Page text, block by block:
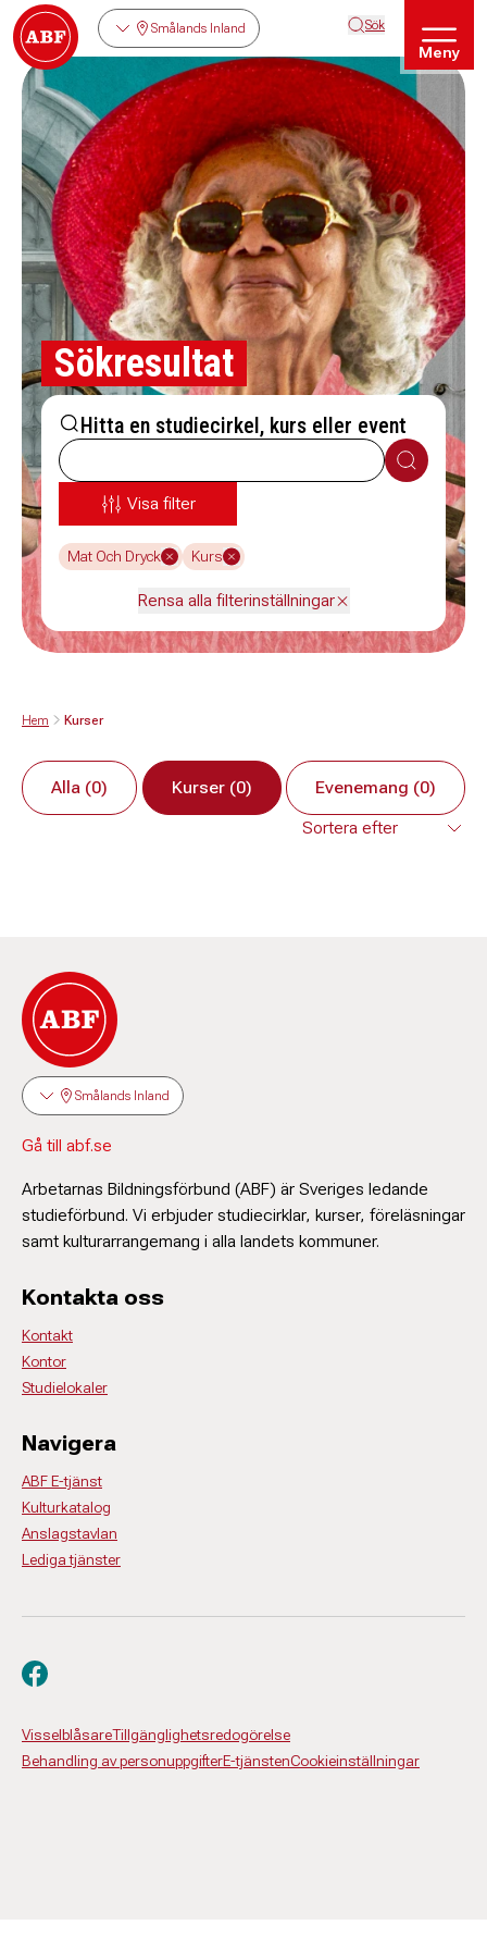
Smålands Inland Sök
Meny
Sökresultat
Hitta en studiecirkel, kurs eller event
Sök
Visa filter
Mat Och Dryck Kurs
Rensa alla filterinställningar
Hem Kurser
Alla (0) Kurser (0) Evenemang (0)
Smålands Inland
Gå till abf.se
Arbetarnas Bildningsförbund (ABF) är Sveriges ledande
studieförbund. Vi erbjuder studiecirklar, kurser, föreläsningar
samt kulturarrangemang i alla landets kommuner.
Kontakta oss
Kontakt
Kontor
Studielokaler
Navigera
ABF E-tjänst
Kulturkatalog
Anslagstavlan
Lediga tjänster
VisselblåsareTillgänglighetsredogörelse
Behandling av personuppgifterE-tjänstenCookieinställningar
Besök oss på facebook